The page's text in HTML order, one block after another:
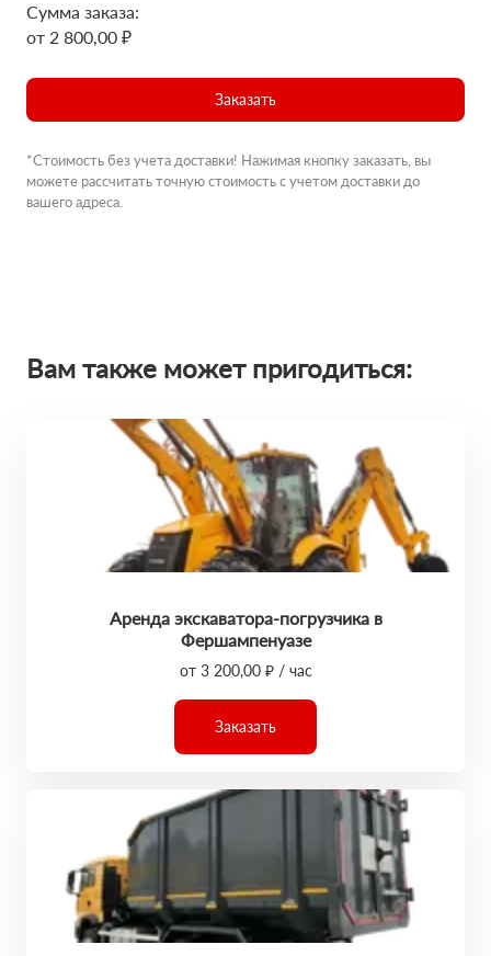
Сумма заказа:
от 2 800,00 ₽
Заказать
*Стоимость без учета доставки! Нажимая кнопку заказать, вы
можете рассчитать точную стоимость с учетом доставки до
вашего адреса.
Вам также может пригодиться:
Аренда экскаватора-погрузчика в
Фершампенуазе
от 3 200,00 ₽ / час
Заказать